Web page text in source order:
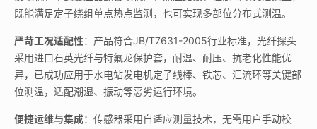
既能满足定子绕组单点热点监测，也可实现多部位分布式测温。
严苛工况适配性：产品符合JB/T7631-2005行业标准，光纤探头
采用进口石英光纤与特氟龙保护套，耐温、耐压、抗老化性能优
异，已成功应用于水电站发电机定子线棒、铁芯、汇流环等关键部
位测温，适配潮湿、振动等恶劣运行环境。
便捷运维与集成：传感器采用自适应测量技术，无需用户手动校